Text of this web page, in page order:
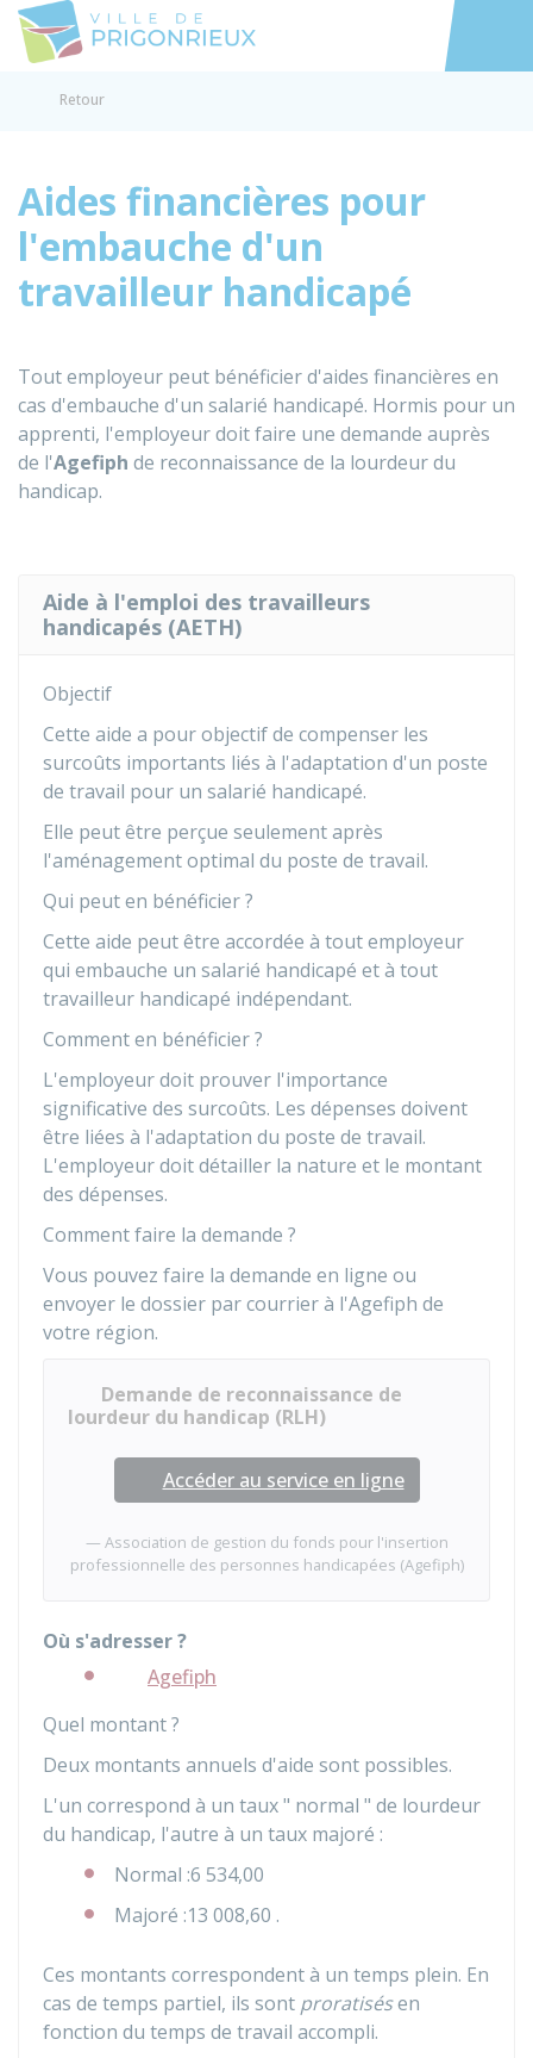
Accéder
Retour
Aides financières pour
l'embauche d'un
travailleur handicapé
Tout employeur peut bénéficier d'aides financières en
cas d'embauche d'un salarié handicapé. Hormis pour un
apprenti, l'employeur doit faire une demande auprès
de l'Agefiph de reconnaissance de la lourdeur du
handicap.
Aide à l'emploi des travailleurs
handicapés (AETH)
Objectif
Cette aide a pour objectif de compenser les
surcoûts importants liés à l'adaptation d'un poste
de travail pour un salarié handicapé.
Elle peut être perçue seulement après
l'aménagement optimal du poste de travail.
Qui peut en bénéficier ?
Cette aide peut être accordée à tout employeur
qui embauche un salarié handicapé et à tout
travailleur handicapé indépendant.
Comment en bénéficier ?
L'employeur doit prouver l'importance
significative des surcoûts. Les dépenses doivent
être liées à l'adaptation du poste de travail.
L'employeur doit détailler la nature et le montant
des dépenses.
Comment faire la demande ?
Vous pouvez faire la demande en ligne ou
envoyer le dossier par courrier à l'Agefiph de
votre région.
Demande de reconnaissance de
lourdeur du handicap (RLH)
Accéder au service en ligne
Association de gestion du fonds pour l'insertion
professionnelle des personnes handicapées (Agefiph)
Où s'adresser ?
Agefiph
Quel montant ?
Deux montants annuels d'aide sont possibles.
L'un correspond à un taux " normal " de lourdeur
du handicap, l'autre à un taux majoré :
Normal :6 534,00
Majoré :13 008,60 .
Ces montants correspondent à un temps plein. En
cas de temps partiel, ils sont proratisésen
fonction du temps de travail accompli.